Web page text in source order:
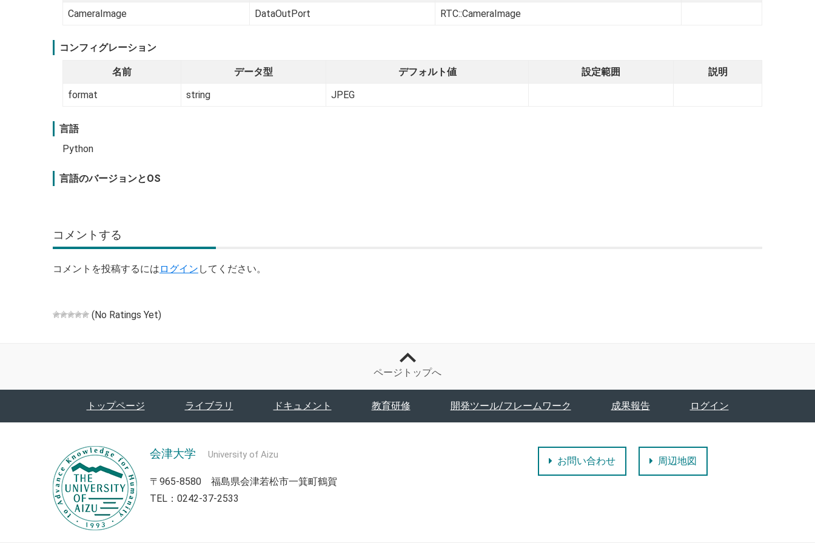
CameraImage
DataOutPort RTC::CameraImage
コンフィグレーション
名前 データ型 デフォルト値 設定範囲
説明
format
string JPEG
言語
Python
言語のバージョンとOS
コメントする
コメントを投稿するには ログイン してください。
(No Ratings Yet)
ページトップへ
トップページ ライブラリ ドキュメント 教育研修 開発ツール/フレームワーク 成果報告 ログイン
会津大学 University of Aizu
〒965-8580 福島県会津若松市一箕町鶴賀
TEL：0242-37-2533
お問い合わせ 周辺地図